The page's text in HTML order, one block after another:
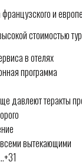
и
стоимостью
в отелях
программа
давлеют теракты
вытекающими